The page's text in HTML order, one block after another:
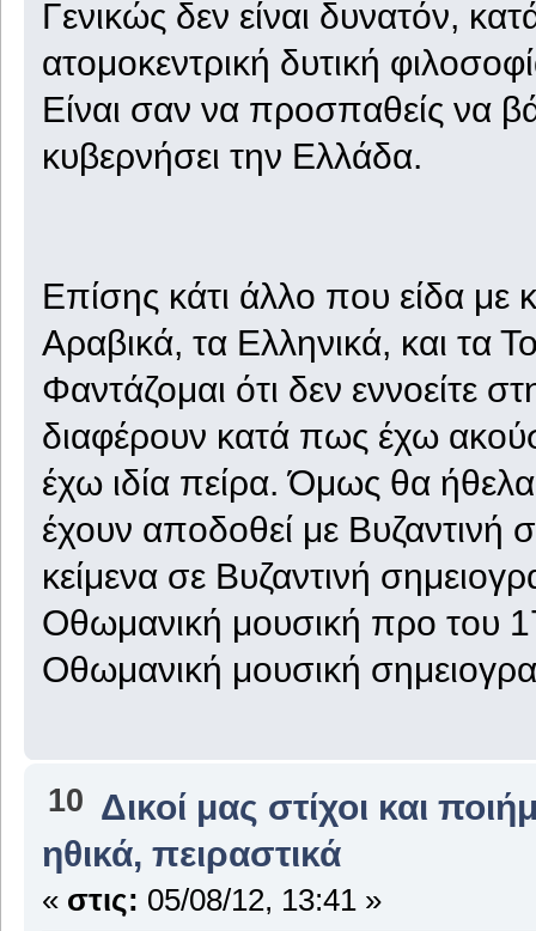
Γενικώς δεν είναι δυνατόν,
ατομοκεντρική δυτική
Είναι σαν να προσπαθείς να
κυβερνήσει την Ελλάδα.
Επίσης κάτι άλλο που είδα με
Αραβικά, τα Ελληνικά, και τα
Φαντάζομαι ότι δεν εννοείτε
διαφέρουν κατά πως έχω
έχω ιδία πείρα. Όμως θα
έχουν αποδοθεί με Βυζαντινή
κείμενα σε Βυζαντινή
Οθωμανική μουσική προ του
Οθωμανική μουσική
10 Δικοί μας στίχοι και
ηθικά, πειραστικά
« στις: 05/08/12, 13:41 »